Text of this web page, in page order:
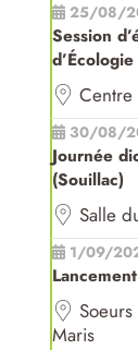
25/08/
Session
Centre
30/08/
Journée
(Souillac)
Salle
1/09/
Maris